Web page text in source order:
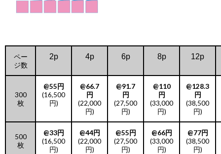
ペー
ジ数
2p 4p 6p 8p 12p
300
枚
@55円
(16,500
円)
@66.7
円
(22,000
円)
@91.7
円
(27,500
円)
@110
円
(33,000
円)
@128.3
円
(38,500
円)
500
枚
@33円
(16,500
円)
@44円
(22,000
円)
@55円
(27,500
円)
@66円
(33,000
円)
@77円
(38,500
円)